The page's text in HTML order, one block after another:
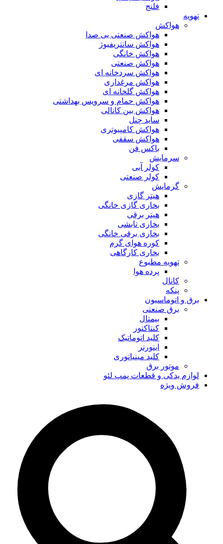
فلنج
تهویه
هواکش
هواکش صنعتی بی صدا
هواکش سانتریفیوژ
هواکش خانگی
هواکش صنعتی
هواکش سردخانه ای
هواکش مرغداری
هواکش گلخانه ای
هواکش حمام و سرویس بهداشتی
هواکش بین کانالی
ساید چنل
هواکش کامپیوتری
هواکش سقفی
باکس فن
سرمایش
کولر آبی
کولر صنعتی
گرمایش
هیتر گازی
بخاری گازی خانگی
هیتر برقی
بخاری تابشی
بخاری برقی خانگی
کوره هوای گرم
بخاری کارگاهی
تهویه مطبوع
پرده هوا
کانال
پنکه
برق و اتوماسیون
برق صنعتی
بیمتال
کنتاکتور
کلید اتوماتیک
اینورتر
کلید مینیاتوری
موتور برق
لوازم یدکی و قطعات پمپ لئو
فروش ویژه